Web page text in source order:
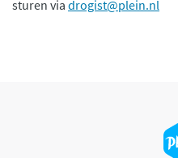
sturen via drogist@plein.nl